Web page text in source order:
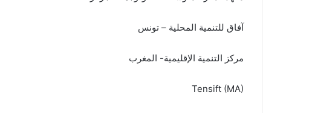
آفاق للتنمية المحلية – تونس
مركز التنمية الإقليمية- المغرب
Tensift (MA)